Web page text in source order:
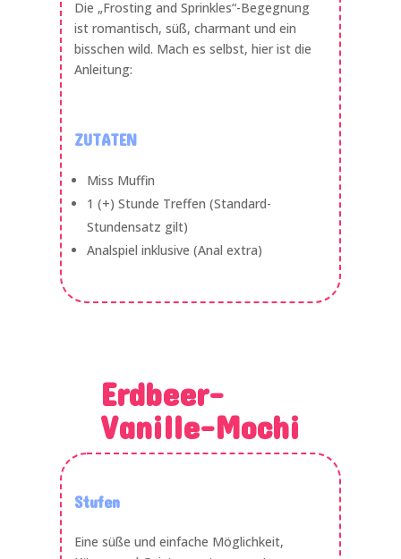
Die „Frosting and Sprinkles“-Begegnung
ist romantisch, süß, charmant und ein
bisschen wild. Mach es selbst, hier ist die
Anleitung:
ZUTATEN
Miss Muffin
1 (+) Stunde Treffen (Standard-
Stundensatz gilt)
Analspiel inklusive (Anal extra)
Erdbeer-
Vanille-Mochi
Stufen
Eine süße und einfache Möglichkeit,